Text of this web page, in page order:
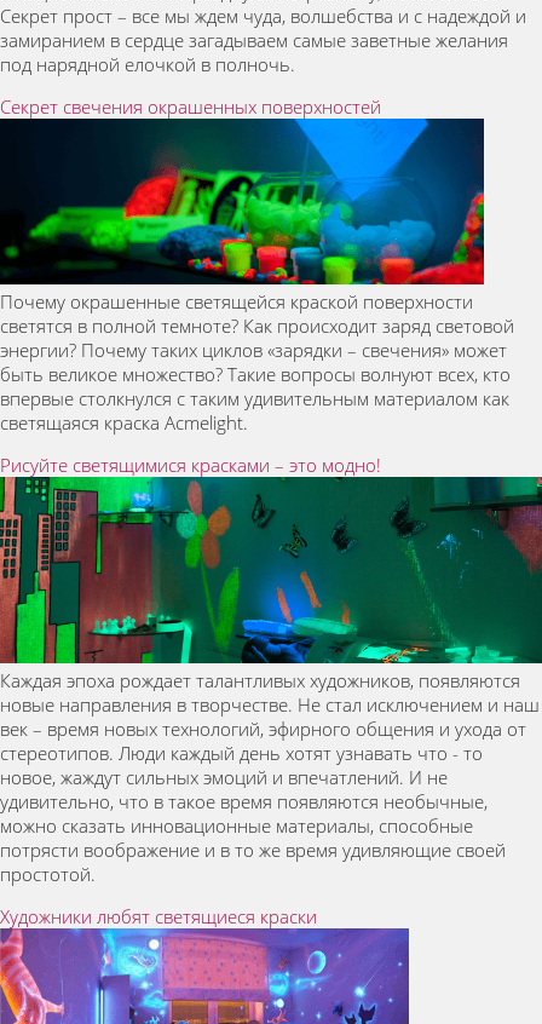
Секрет прост – все мы ждем чуда, волшебства и с надеждой и
замиранием в сердце загадываем самые заветные желания
под нарядной елочкой в полночь.
Секрет свечения окрашенных поверхностей
Почему окрашенные светящейся краской поверхности
светятся в полной темноте? Как происходит заряд световой
энергии? Почему таких циклов «зарядки – свечения» может
быть великое множество? Такие вопросы волнуют всех, кто
впервые столкнулся с таким удивительным материалом как
светящаяся краска Acmelight.
Рисуйте светящимися красками – это модно!
Каждая эпоха рождает талантливых художников, появляются
новые направления в творчестве. Не стал исключением и наш
век – время новых технологий, эфирного общения и ухода от
стереотипов. Люди каждый день хотят узнавать что - то
новое, жаждут сильных эмоций и впечатлений. И не
удивительно, что в такое время появляются необычные,
можно сказать инновационные материалы, способные
потрясти воображение и в то же время удивляющие своей
простотой.
Художники любят светящиеся краски